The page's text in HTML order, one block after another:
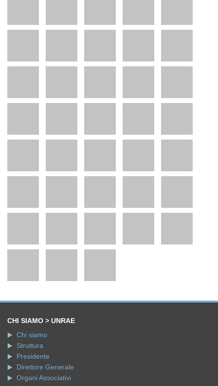
CHI SIAMO > UNRAE
Chi siamo
Struttura
Presidente
Direttore Generale
Organi Associativi